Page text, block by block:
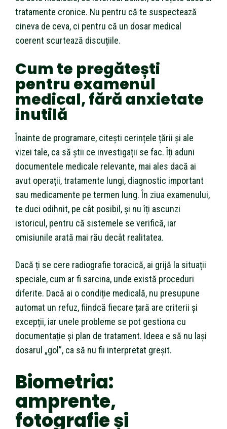
tratamente cronice. Nu pentru că te suspectează
cineva de ceva, ci pentru că un dosar medical
coerent scurtează discuțiile.
Cum te pregătești
pentru examenul
medical, fără anxietate
inutilă
Înainte de programare, citești cerințele țării și ale
vizei tale, ca să știi ce investigații se fac. Îți aduni
documentele medicale relevante, mai ales dacă ai
avut operații, tratamente lungi, diagnostic important
sau medicamente pe termen lung. În ziua examenului,
te duci odihnit, pe cât posibil, și nu îți ascunzi
istoricul, pentru că sistemele se verifică, iar
omisiunile arată mai rău decât realitatea.
Dacă ți se cere radiografie toracică, ai grijă la situații
speciale, cum ar fi sarcina, unde există proceduri
diferite. Dacă ai o condiție medicală, nu presupune
automat un refuz, fiindcă fiecare țară are criterii și
excepții, iar unele probleme se pot gestiona cu
documentație și plan de tratament. Ideea e să nu lași
dosarul „gol”, ca să nu fii interpretat greșit.
Biometria:
amprente,
fotografie și